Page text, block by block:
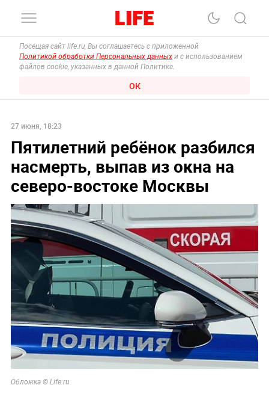
Посещая сайт life.ru, Вы соглашаетесь с приложенной
Политикой обработки Персональных данных и с использованием
файлов cookie, указанных в данной Политике.
ОК
27 июня, 18:23
Пятилетний ребёнок разбился
насмерть, выпав из окна на
северо-востоке Москвы
Обложка © Life.ru